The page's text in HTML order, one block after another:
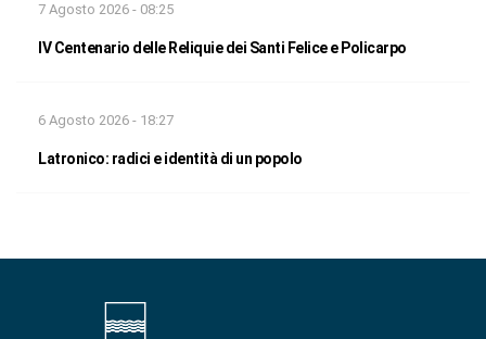
7 Agosto 2026 - 08:25
IV Centenario delle Reliquie dei Santi Felice e Policarpo
6 Agosto 2026 - 18:27
Latronico: radici e identità di un popolo